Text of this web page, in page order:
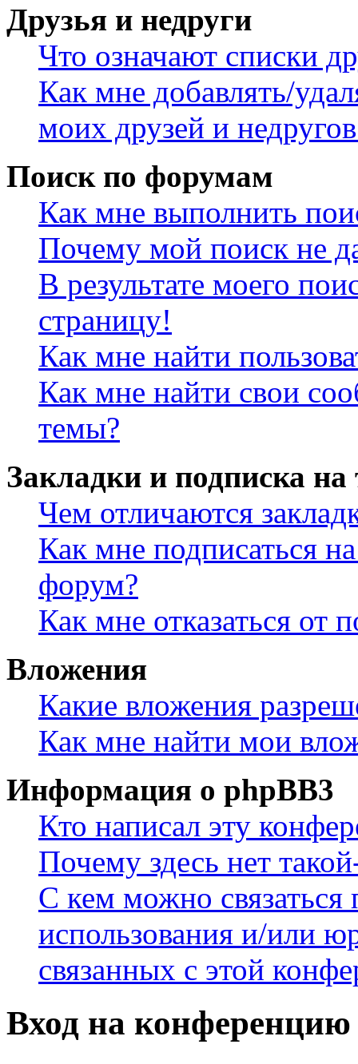
Друзья и недруги
Что означают списки
Как мне добавлять/
моих друзей и
Поиск по форумам
Как мне выполнить
Почему мой поиск не
В результате моего
страницу!
Как мне найти
Как мне найти свои
темы?
Закладки и подписка
Чем отличаются
Как мне подписаться
форум?
Как мне отказаться от
Вложения
Какие вложения
Как мне найти мои
Информация о phpBB3
Кто написал эту
Почему здесь нет
С кем можно связаться
использования и/или
связанных с этой
Вход на конференцию